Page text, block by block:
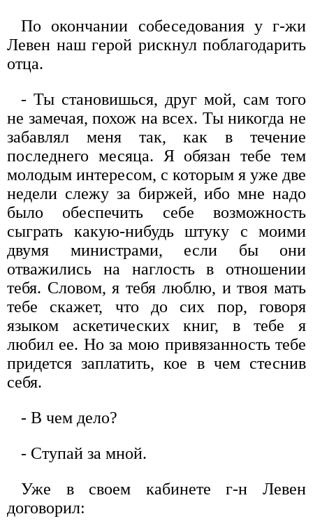
По окончании собеседования у г-жи
Левен наш герой рискнул поблагодарить
отца.
- Ты становишься, друг мой, сам того
не замечая, похож на всех. Ты никогда не
забавлял меня так, как в течение
последнего месяца. Я обязан тебе тем
молодым интересом, с которым я уже две
недели слежу за биржей, ибо мне надо
было обеспечить себе возможность
сыграть какую-нибудь штуку с моими
двумя министрами, если бы они
отважились на наглость в отношении
тебя. Словом, я тебя люблю, и твоя мать
тебе скажет, что до сих пор, говоря
языком аскетических книг, в тебе я
любил ее. Но за мою привязанность тебе
придется заплатить, кое в чем стеснив
себя.
- В чем дело?
- Ступай за мной.
Уже в своем кабинете г-н Левен
договорил: